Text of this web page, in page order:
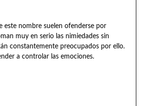
este nombre suelen ofenderse por
muy en serio las nimiedades sin
constantemente preocupados por ello.
a controlar las emociones.